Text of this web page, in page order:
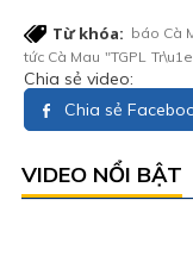
Từ khóa: báo Cà
tức Cà Mau "TGPL
Chia sẻ video:
Chia sẻ
VIDEO NỔI BẬT